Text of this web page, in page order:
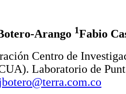
Arango 1Fabio
Centro de
Laboratorio de